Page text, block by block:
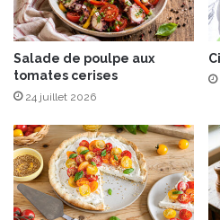
d
i
e
r
&
i
l
s
d
é
Salade de poulpe aux
tomates cerises
24 juillet 2026